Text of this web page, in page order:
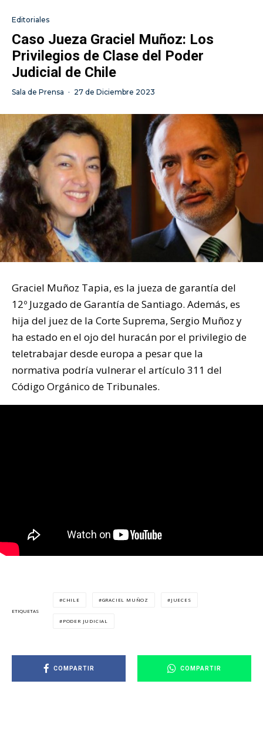
Editoriales
Caso Jueza Graciel Muñoz: Los
Privilegios de Clase del Poder
Judicial de Chile
Sala de Prensa · 27 de Diciembre 2023
Graciel Muñoz Tapia, es la jueza de garantía del
12º Juzgado de Garantía de Santiago. Además, es
hija del juez de la Corte Suprema, Sergio Muñoz y
ha estado en el ojo del huracán por el privilegio de
teletrabajar desde europa a pesar que la
normativa podría vulnerar el artículo 311 del
Código Orgánico de Tribunales.
ETIQUETAS
CHILE GRACIEL MUÑOZ JUECES
PODER JUDICIAL
COMPARTIR COMPARTIR